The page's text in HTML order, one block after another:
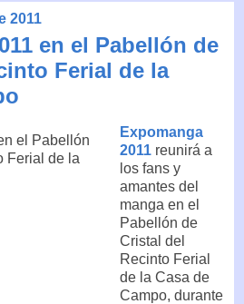
2011
en el Pabellón de
Ferial de la
Expomanga
2011 reunirá a
los fans y
amantes del
manga en el
Pabellón de
Cristal del
Recinto Ferial
de la Casa de
Campo, durante